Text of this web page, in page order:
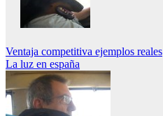
Navegación
de
entradas
Ventaja competitiva ejemplos reales
La luz en españa